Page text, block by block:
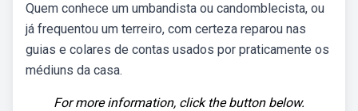
Quem conhece um umbandista ou candomblecista, ou
já frequentou um terreiro, com certeza reparou nas
guias e colares de contas usados por praticamente os
médiuns da casa.
For more information, click the button below.